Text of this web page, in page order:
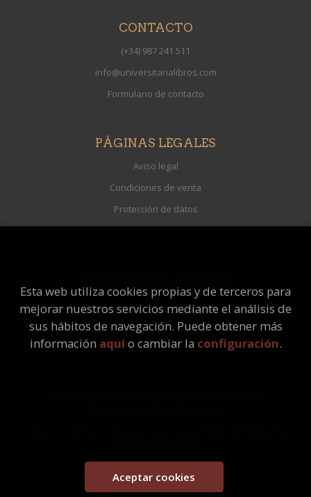
CONTACTO
(+34) 987 241 511
info@universitarialibros.com
Formulario de contacto
PÁGINAS LEGALES
Aviso legal
Condiciones de venta
Protección de datos
Política de Cookies
Quiénes somos
Pedidos especiales
Esta web utiliza cookies propias y de terceros para
mejorar nuestros servicios mediante el análisis de
sus hábitos de navegación. Puede obtener más
información aquío cambiar la configuración.
Aceptar cookies